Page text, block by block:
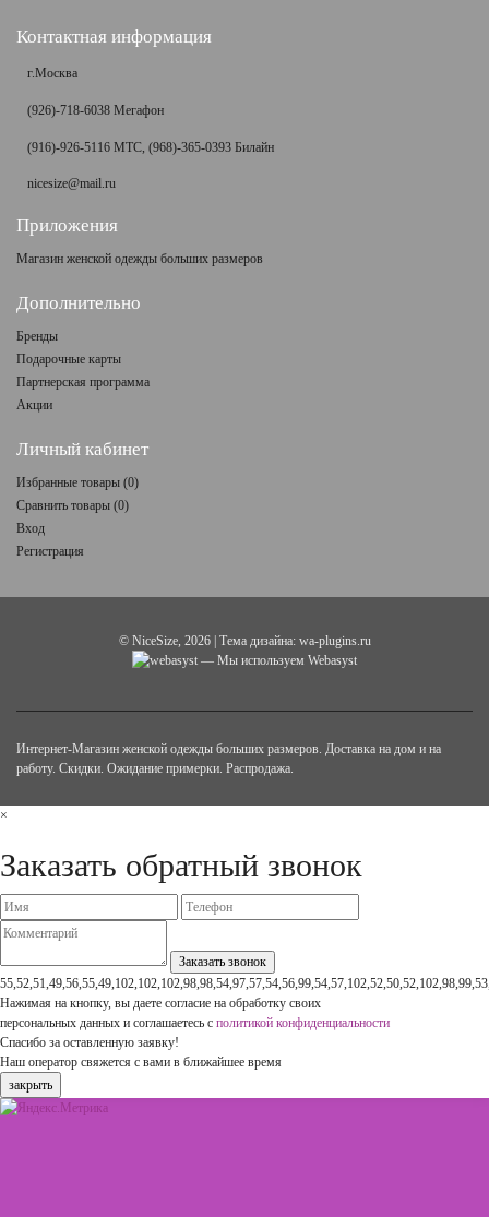
Контактная информация
г.Москва
(926)-718-6038 Мегафон
(916)-926-5116 МТС, (968)-365-0393 Билайн
nicesize@mail.ru
Приложения
Магазин женской одежды больших размеров
Дополнительно
Бренды
Подарочные карты
Партнерская программа
Акции
Личный кабинет
Избранные товары (0)
Сравнить товары (0)
Вход
Регистрация
© NiceSize, 2026 | Тема дизайна: wa-plugins.ru
— Мы используем Webasyst
Интернет-Магазин женской одежды больших размеров. Доставка на дом и на
работу. Скидки. Ожидание примерки. Распродажа.
×
Заказать обратный звонок
Нажимая на кнопку, вы даете согласие на обработку своих
персональных данных и соглашаетесь с политикой конфиденциальности
Спасибо за оставленную заявку!
Наш оператор свяжется с вами в ближайшее время
закрыть